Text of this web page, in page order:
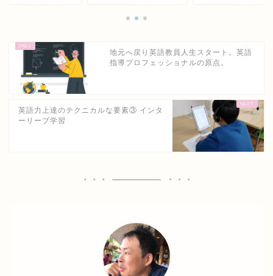
地元へ戻り英語教員人生スタート。英語
指導プロフェッショナルの原点。
英語力上達のテクニカルな要素③ インタ
ーリーブ学習